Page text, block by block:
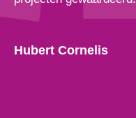
Hubert Cornelis